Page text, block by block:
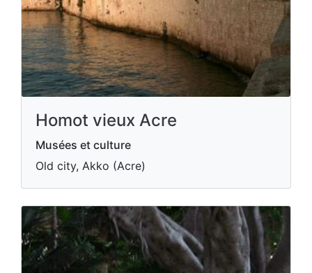
Homot vieux Acre
Musées et culture
Old city, Akko (Acre)